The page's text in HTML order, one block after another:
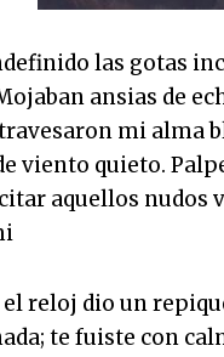
las gotas
ansias de
mi alma
viento quieto.
aquellos
reloj dio un
te fuiste con